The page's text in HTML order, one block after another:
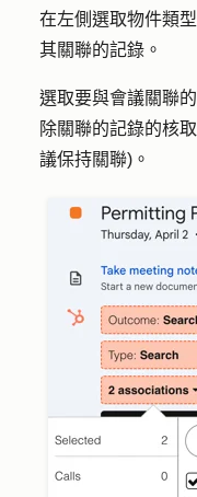
在左側選取物件類型
其關聯的記錄 。
選取要與會議關聯
除關聯的記錄的核
議保持關聯)。